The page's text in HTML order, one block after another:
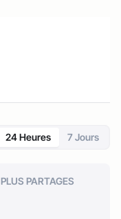
24 Heures 7 Jours
PLUS PARTAGES